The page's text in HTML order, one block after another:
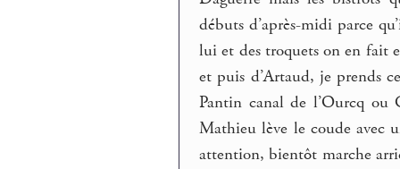
débuts d’après-midi parce
lui et des troquets on en fait
et puis d’Artaud, je prends
Pantin canal de l’Ourcq ou
Mathieu lève le coude avec
attention, bientôt marche